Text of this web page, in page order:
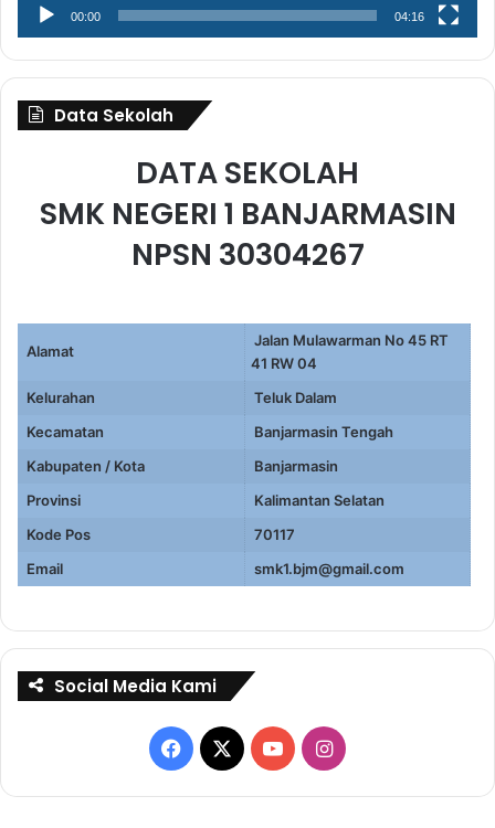
00:00 04:16
Data Sekolah
DATA SEKOLAH
SMK NEGERI 1 BANJARMASIN
NPSN 30304267
Alamat
Jalan Mulawarman No 45 RT
41 RW 04
Kelurahan
Teluk Dalam
Kecamatan
Banjarmasin Tengah
Kabupaten / Kota
Banjarmasin
Provinsi
Kalimantan Selatan
Kode Pos
70117
Email
smk1.bjm@gmail.com
Social Media Kami
Facebook
X YouTubeInstagram